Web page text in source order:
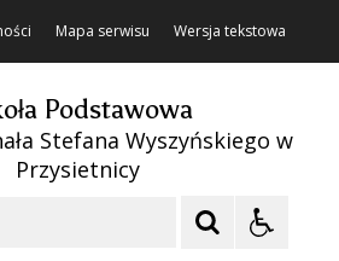
Mapa serwisu Wersja tekstowa
Podstawowa
Stefana Wyszyńskiego w
Przysietnicy